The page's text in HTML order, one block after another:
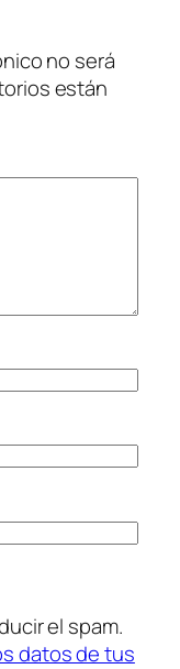
no será
están
el spam.
datos de tus